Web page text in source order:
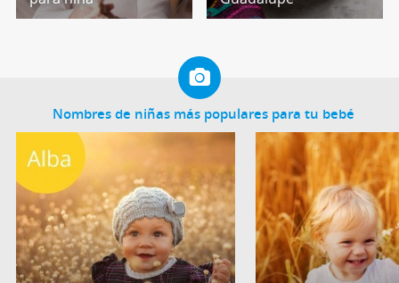
Nombres de niñas más populares para tu bebé